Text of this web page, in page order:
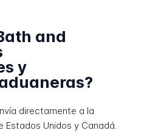
and
y
directamente a la
Unidos y Canadá.